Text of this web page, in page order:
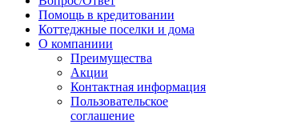
Помощь в кредитовании
Коттеджные поселки и дома
О компаниии
Преимущества
Акции
Контактная информация
Пользовательское
соглашение